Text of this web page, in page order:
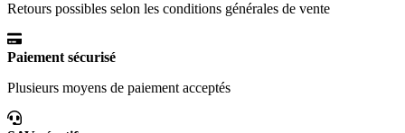
Retours possibles selon les conditions générales de vente
Paiement sécurisé
Plusieurs moyens de paiement acceptés